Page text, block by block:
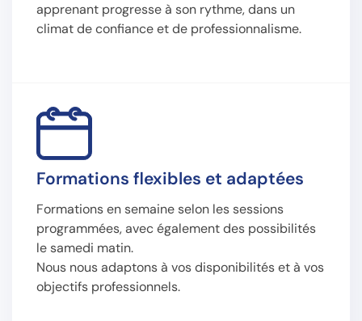
apprenant progresse à son rythme, dans un
climat de confiance et de professionnalisme.
Formations flexibles et adaptées
Formations en semaine selon les sessions
programmées, avec également des possibilités
le samedi matin.
Nous nous adaptons à vos disponibilités et à vos
objectifs professionnels.